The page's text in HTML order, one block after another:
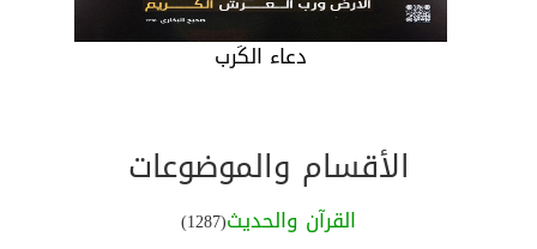
دعاء الكَرب
الأقسام والموضوعات
القرآن والحديث(1287)